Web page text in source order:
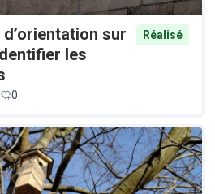
sur
les
Réalisé
0